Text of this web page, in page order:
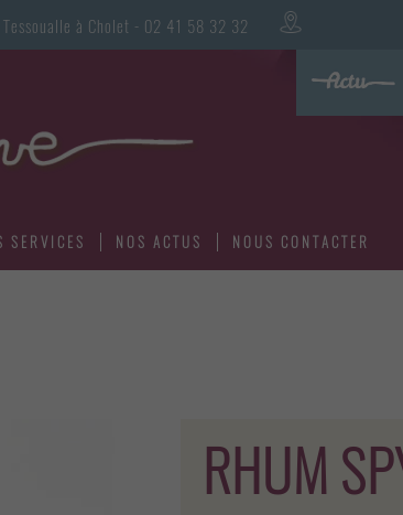
Tessoualle à Cholet - 02 41 58 32 32
SERVICES NOS ACTUS NOUS CONTACTER
RHUM